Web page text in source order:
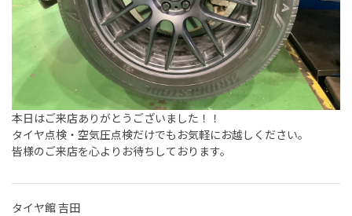
本日はご来店ありがとうございました！！
タイヤ点検・空気圧点検だけでもお気軽にお越しください。
皆様のご来店を心よりお待ちしております。
タイヤ館 吉田